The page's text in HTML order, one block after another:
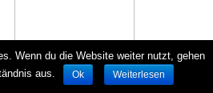
Wenn du die Website weiter nutzt, gehen
aus.
Ok Weiterlesen